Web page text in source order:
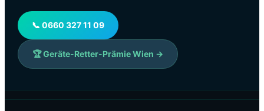
📞 0660 327 11 09
🏆 Geräte-Retter-Prämie Wien →